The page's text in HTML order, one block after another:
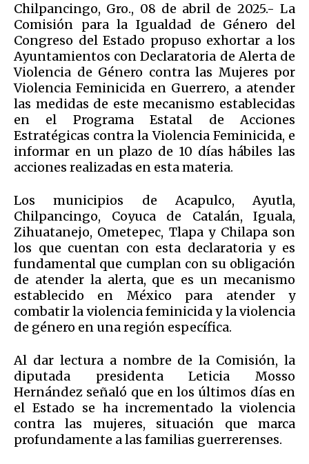
Chilpancingo, Gro., 08 de abril de 2025.- La
Comisión para la Igualdad de Género del
Congreso del Estado propuso exhortar a los
Ayuntamientos con Declaratoria de Alerta de
Violencia de Género contra las Mujeres por
Violencia Feminicida en Guerrero, a atender
las medidas de este mecanismo establecidas
en el Programa Estatal de Acciones
Estratégicas contra la Violencia Feminicida, e
informar en un plazo de 10 días hábiles las
acciones realizadas en esta materia.
Los municipios de Acapulco, Ayutla,
Chilpancingo, Coyuca de Catalán, Iguala,
Zihuatanejo, Ometepec, Tlapa y Chilapa son
los que cuentan con esta declaratoria y es
fundamental que cumplan con su obligación
de atender la alerta, que es un mecanismo
establecido en México para atender y
combatir la violencia feminicida y la violencia
de género en una región específica.
Al dar lectura a nombre de la Comisión, la
diputada presidenta Leticia Mosso
Hernández señaló que en los últimos días en
el Estado se ha incrementado la violencia
contra las mujeres, situación que marca
profundamente a las familias guerrerenses.